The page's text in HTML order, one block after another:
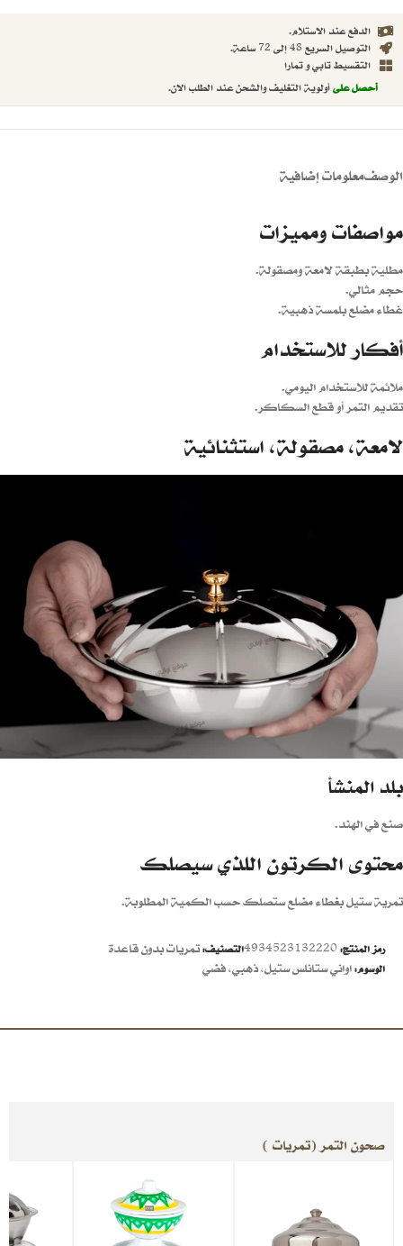
الدفع عند الاستلام.
التوصيل السريع 48 إلى 72 ساعة.
التقسيط تابي و تمارا
أحصل علىأولوية التغليف والشحن عند الطلب الان.
الوصفمعلومات إضافية
مواصفات ومميزات
مطلية بطبقة لامعة ومصقولة.
حجم مثالي.
غطاء مضلع بلمسة ذهبية.
أفكار للاستخدام
ملائمة للاستخدام اليومي.
تقديم التمر أو قطع السكاكر.
لامعة، مصقولة، استثنائية
بلد المنشأ
صنع في الهند.
محتوى الكرتون اللذي سيصلك
تمرية ستيل بغطاء مضلع ستصلك حسب الكمية المطلوبة.
رمز المنتج: 4934523132220التصنيف:تمريات بدون قاعدة
الوسوم:اواني ستانلس ستيل,ذهبي,فضي
صحون التمر (تمريات )